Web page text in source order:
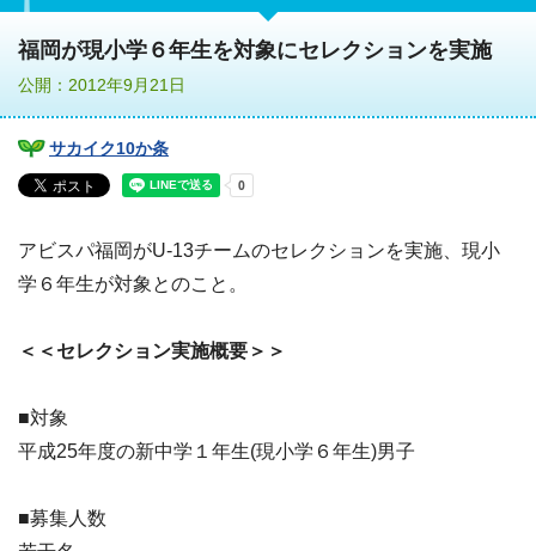
福岡が現小学６年生を対象にセレクションを実施
公開：2012年9月21日
サカイク10か条
アビスパ福岡がU-13チームのセレクションを実施、現小
学６年生が対象とのこと。
＜＜セレクション実施概要＞＞
■対象
平成25年度の新中学１年生(現小学６年生)男子
■募集人数